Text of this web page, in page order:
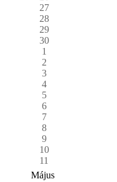
27
28
29
30
1
2
3
4
5
6
7
8
9
10
11
Május